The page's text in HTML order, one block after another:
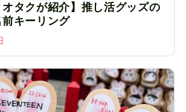
オタクが紹介】推し活グッズの
キーリング